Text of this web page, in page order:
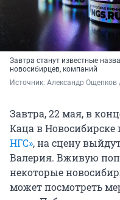
Завтра станут известные
новосибирцев, компаний
Источник: Александр Ощепков /
Завтра, 22 мая, в
Каца в Новосибирске
НГС», на сцену
Валерия. Вживую
некоторые
может посмотреть